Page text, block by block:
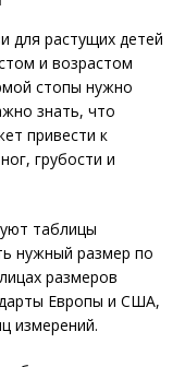
для растущих детей
и возрастом
стопы нужно
знать, что
привести к
грубости и
таблицы
нужный размер по
размеров
Европы и США,
измерений.